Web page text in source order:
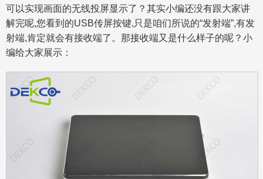
可以实现画面的无线投屏显示了？其实小编还没有跟大家讲
解完呢,您看到的USB传屏按键,只是咱们所说的“发射端”,有发
射端,肯定就会有接收端了。那接收端又是什么样子的呢？小
编给大家展示：